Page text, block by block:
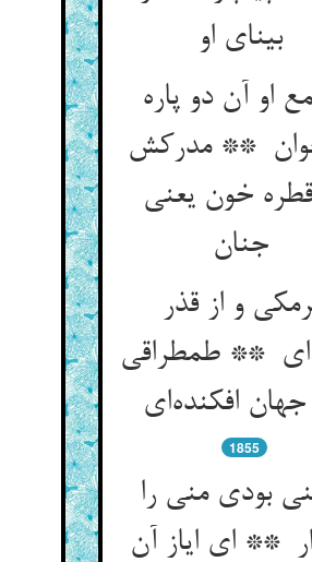
بینای او
او آن دو پاره
** مدرکش
خون یعنی
جنان
و از قذر
** طمطراقی
1855
بودی منی را
** ای ایاز آن